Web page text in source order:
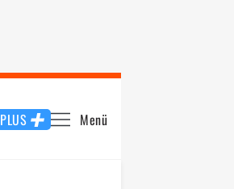
PLUS Menü